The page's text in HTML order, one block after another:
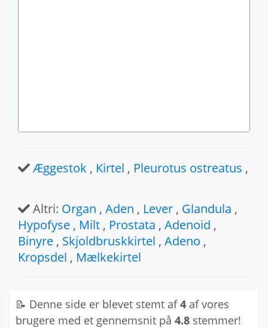
Æggestok , Kirtel , Pleurotus ostreatus ,
Altri: Organ , Aden , Lever , Glandula ,
Hypofyse , Milt , Prostata , Adenoid ,
Binyre , Skjoldbruskkirtel , Adeno ,
Kropsdel , Mælkekirtel
📝 Denne side er blevet stemt af4 af vores
brugere med et gennemsnit på 4.8 stemmer!